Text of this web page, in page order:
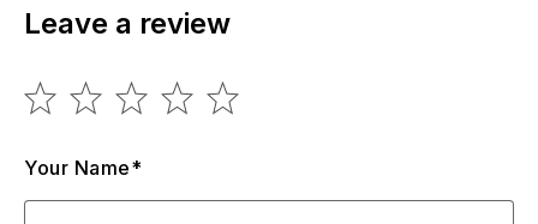
Leave a review
Your Name*